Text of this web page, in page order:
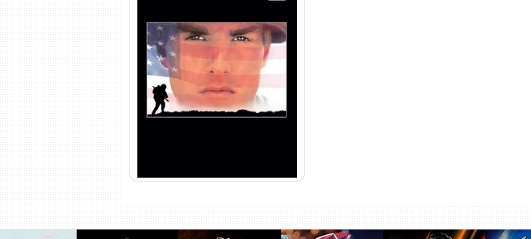
Nascido em 4 de Julho
Torrent (1989) WEB-DL 1080p
Dual Áudio